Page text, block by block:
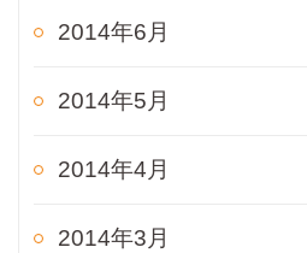
2014年6月
2014年5月
2014年4月
2014年3月